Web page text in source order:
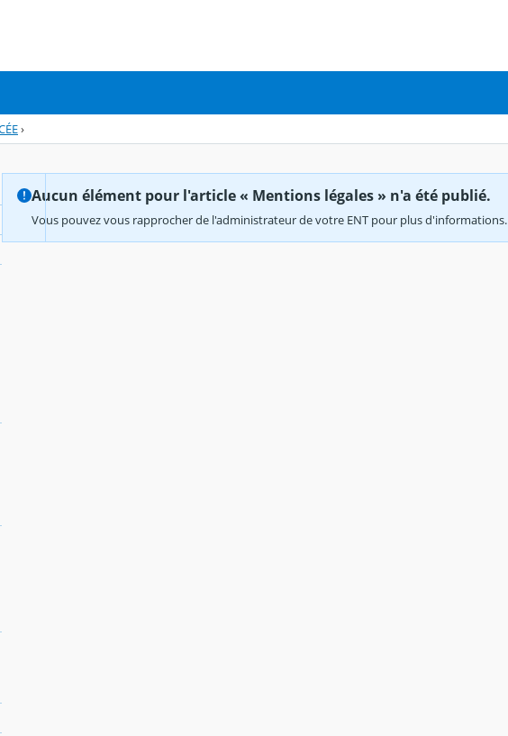
›
Aucun élément pour l'article « Mentions légales » n'a été publié.
Vous pouvez vous rapprocher de l'administrateur de votre ENT pour plus d'informations.